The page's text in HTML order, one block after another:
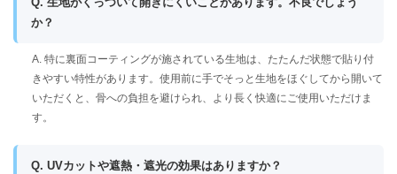
か？
A. 特に裏面コーティングが施されている生地は、たたんだ状態で貼り付
きやすい特性があります。使用前に手でそっと生地をほぐしてから開いて
いただくと、骨への負担を避けられ、より長く快適にご使用いただけま
す。
Q. UVカットや遮熱・遮光の効果はありますか？